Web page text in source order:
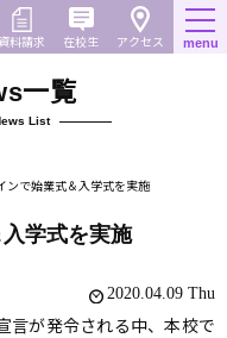
アクセス
在校生
資料請求 menu
一覧
List
ンで始業式＆入学式を実施
学式を実施
2020.04.09 Thu
言が発令される中、本校で